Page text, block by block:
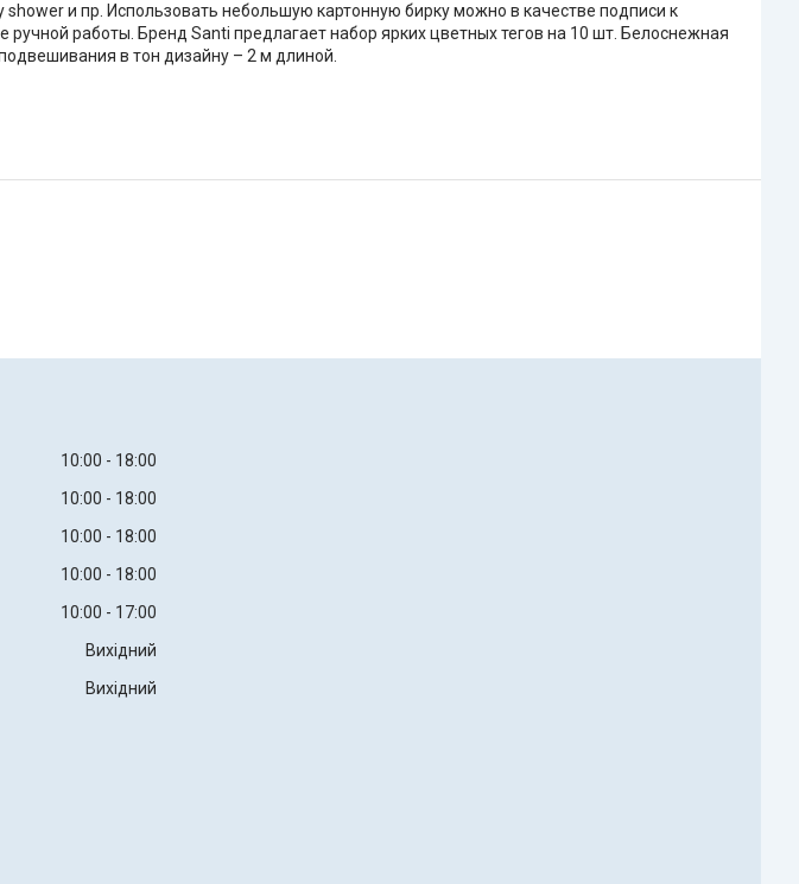
и пр. Использовать небольшую картонную бирку можно в качестве подписи к
работы. Бренд Santi предлагает набор ярких цветных тегов на 10 шт. Белоснежная
в тон дизайну – 2 м длиной.
10:00
18:00
10:00
18:00
10:00
18:00
10:00
18:00
10:00
17:00
Вихідний
Вихідний